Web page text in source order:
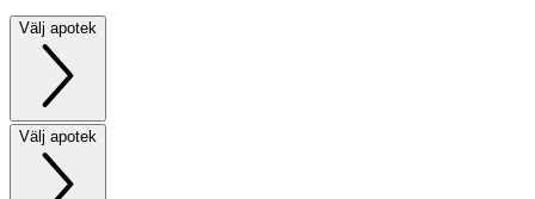
Välj apotek
Välj apotek